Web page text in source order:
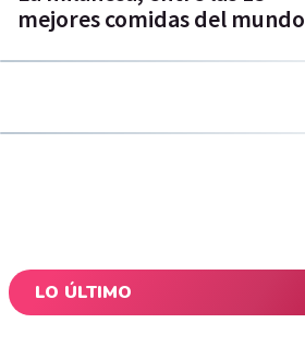
mejores comidas del mundo
LO ÚLTIMO